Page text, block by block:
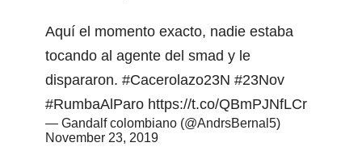
Aquí el momento exacto, nadie estaba
tocando al agente del smad y le
dispararon. #Cacerolazo23N #23Nov
#RumbaAlParo https://t.co/QBmPJNfLCr
— Gandalf colombiano (@AndrsBernal5)
November 23, 2019